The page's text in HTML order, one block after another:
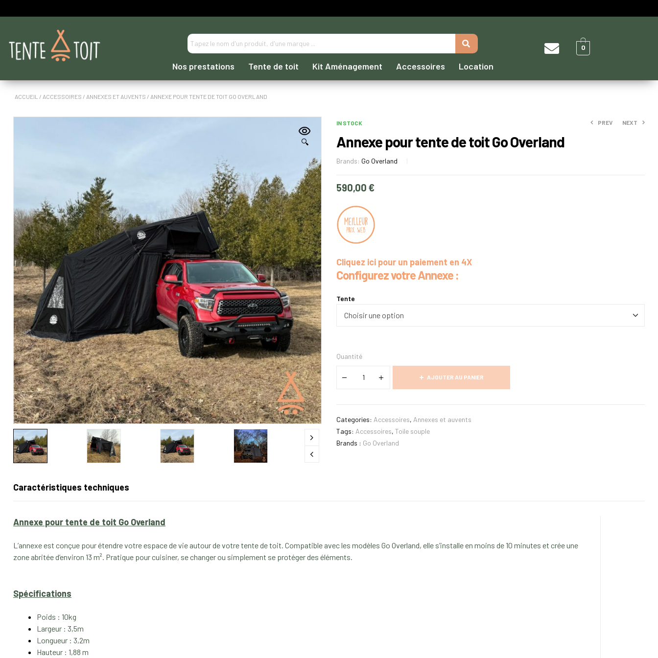
Nos prestations Tente de toit Kit Aménagement Accessoires Location
0
ACCUEIL / ACCESSOIRES / ANNEXES ET AUVENTS / ANNEXE POUR TENTE DE TOIT GO OVERLAND
🔍
IN STOCK PREV NEXT
Annexe pour tente de toit Go Overland
Brands: Go Overland
590,00 €
Cliquez ici pour un paiement en 4X
Configurez votre Annexe :
Tente
Quantité
AJOUTER AU PANIER
Categories: Accessoires, Annexes et auvents
Tags: Accessoires, Toile souple
Brands : Go Overland
Caractéristiques techniques
Annexe pour tente de toit Go Overland
L’annexe est conçue pour étendre votre espace de vie autour de votre tente de toit. Compatible avec les modèles Go Overland, elle s’installe en moins de 10 minutes et crée une
zone abritée d’environ 13 m². Pratique pour cuisiner, se changer ou simplement se protéger des éléments.
Spécifications
Poids : 10kg
Largeur : 3,5m
Longueur : 3,2m
Hauteur : 1,88 m